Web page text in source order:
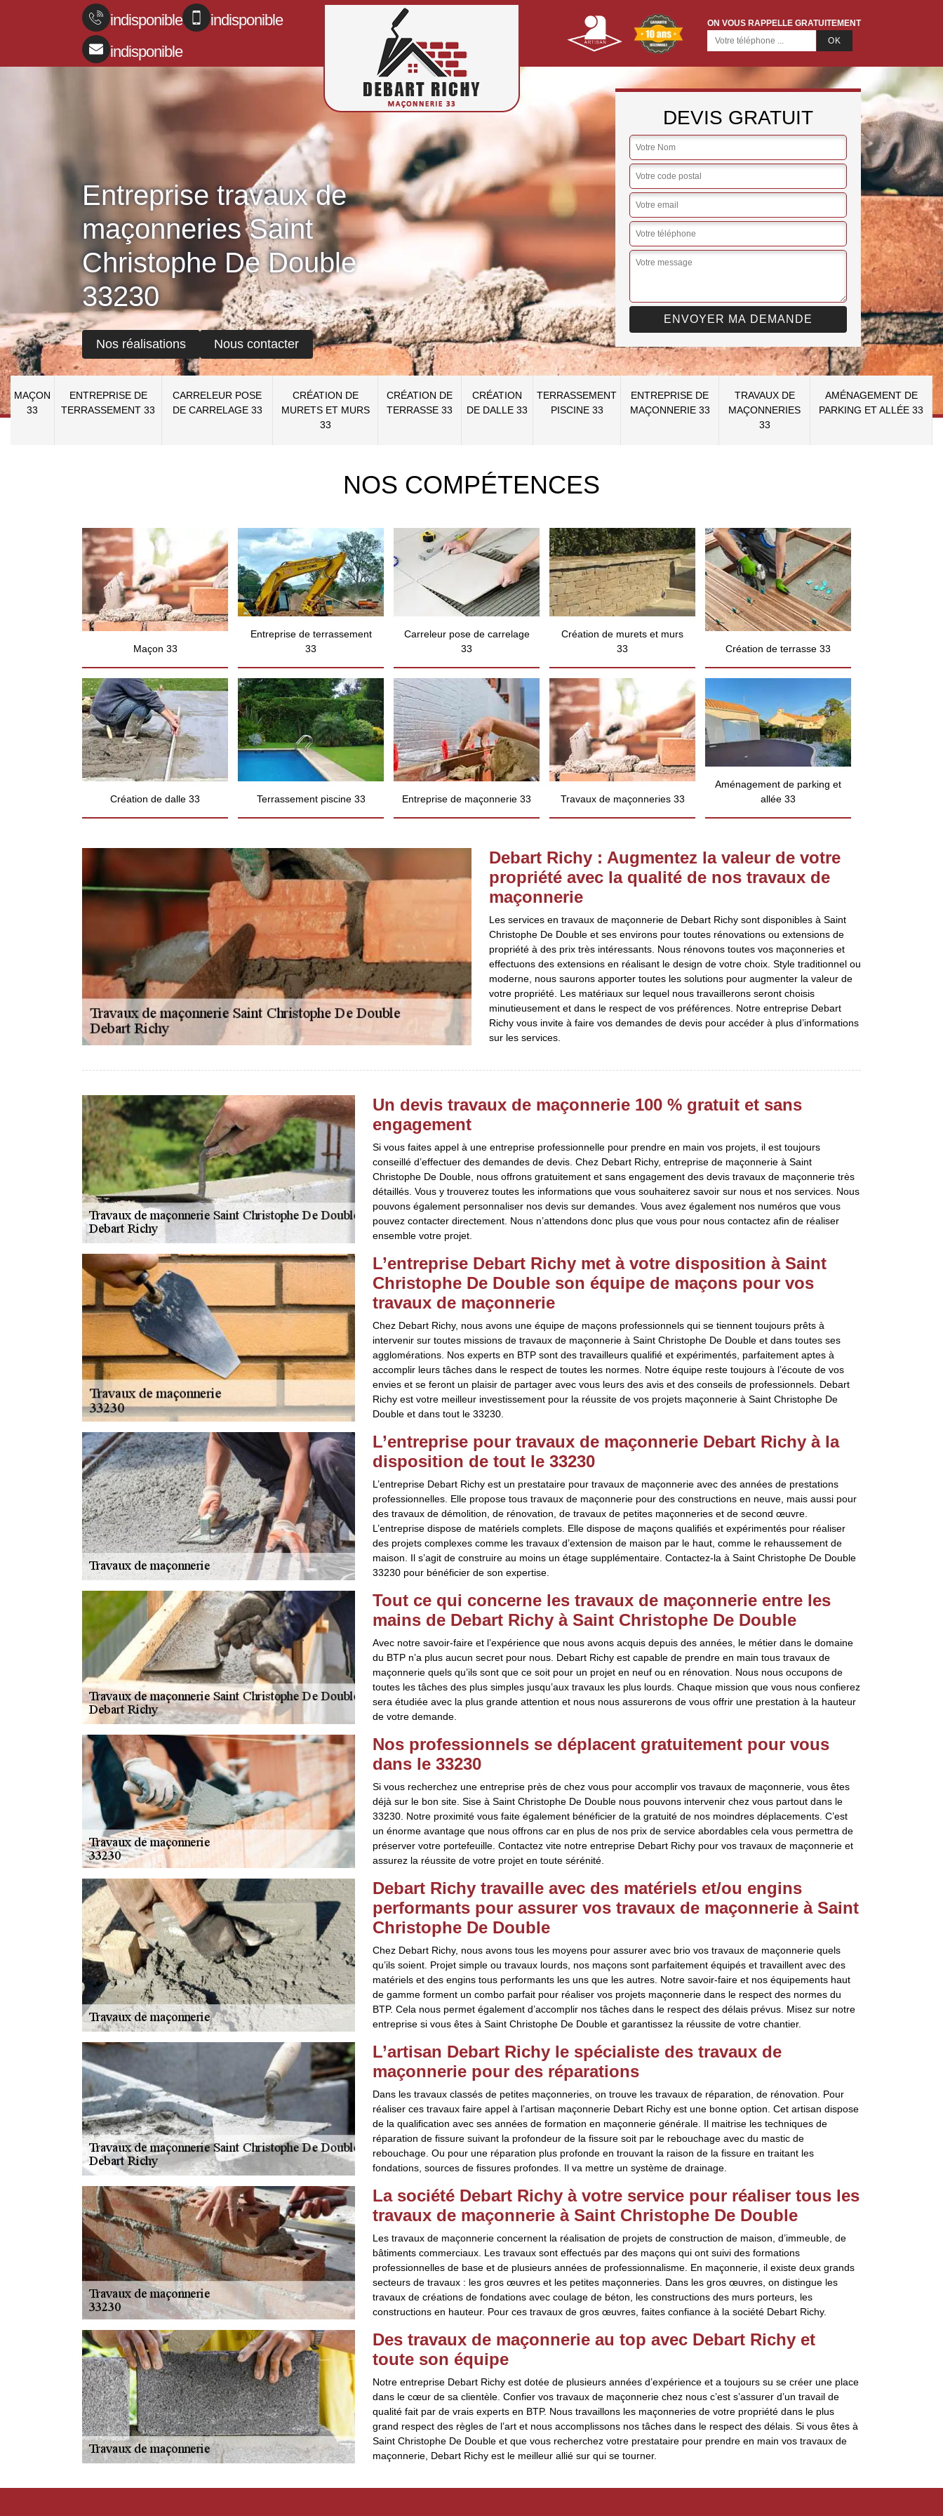
indisponible
indisponible
indisponible
ON VOUS RAPPELLE GRATUITEMENT
Entreprise travaux de
maçonneries Saint
Christophe De Double
33230
Nos réalisations Nous contacter
DEVIS GRATUIT
MAÇON
33
ENTREPRISE DE
TERRASSEMENT 33
CARRELEUR POSE
DE CARRELAGE 33
CRÉATION DE
MURETS ET MURS
33
CRÉATION DE
TERRASSE 33
CRÉATION
DE DALLE 33
TERRASSEMENT
PISCINE 33
ENTREPRISE DE
MAÇONNERIE 33
TRAVAUX DE
MAÇONNERIES
33
AMÉNAGEMENT DE
PARKING ET ALLÉE 33
NOS COMPÉTENCES
Maçon 33
Entreprise de terrassement
33
Carreleur pose de carrelage
33
Création de murets et murs
33
Création de terrasse 33
Création de dalle 33 Terrassement piscine 33 Entreprise de maçonnerie 33 Travaux de maçonneries 33
Aménagement de parking et
allée 33
Debart Richy : Augmentez la valeur de votre
propriété avec la qualité de nos travaux de
maçonnerie
Les services en travaux de maçonnerie de Debart Richy sont disponibles à Saint
Christophe De Double et ses environs pour toutes rénovations ou extensions de
propriété à des prix très intéressants. Nous rénovons toutes vos maçonneries et
effectuons des extensions en réalisant le design de votre choix. Style traditionnel ou
moderne, nous saurons apporter toutes les solutions pour augmenter la valeur de
votre propriété. Les matériaux sur lequel nous travaillerons seront choisis
minutieusement et dans le respect de vos préférences. Notre entreprise Debart
Richy vous invite à faire vos demandes de devis pour accéder à plus d’informations
sur les services.
Un devis travaux de maçonnerie 100 % gratuit et sans
engagement
Si vous faites appel à une entreprise professionnelle pour prendre en main vos projets, il est toujours
conseillé d’effectuer des demandes de devis. Chez Debart Richy, entreprise de maçonnerie à Saint
Christophe De Double, nous offrons gratuitement et sans engagement des devis travaux de maçonnerie très
détaillés. Vous y trouverez toutes les informations que vous souhaiterez savoir sur nous et nos services. Nous
pouvons également personnaliser nos devis sur demandes. Vous avez également nos numéros que vous
pouvez contacter directement. Nous n’attendons donc plus que vous pour nous contactez afin de réaliser
ensemble votre projet.
L’entreprise Debart Richy met à votre disposition à Saint
Christophe De Double son équipe de maçons pour vos
travaux de maçonnerie
Chez Debart Richy, nous avons une équipe de maçons professionnels qui se tiennent toujours prêts à
intervenir sur toutes missions de travaux de maçonnerie à Saint Christophe De Double et dans toutes ses
agglomérations. Nos experts en BTP sont des travailleurs qualifié et expérimentés, parfaitement aptes à
accomplir leurs tâches dans le respect de toutes les normes. Notre équipe reste toujours à l’écoute de vos
envies et se feront un plaisir de partager avec vous leurs des avis et des conseils de professionnels. Debart
Richy est votre meilleur investissement pour la réussite de vos projets maçonnerie à Saint Christophe De
Double et dans tout le 33230.
L’entreprise pour travaux de maçonnerie Debart Richy à la
disposition de tout le 33230
L’entreprise Debart Richy est un prestataire pour travaux de maçonnerie avec des années de prestations
professionnelles. Elle propose tous travaux de maçonnerie pour des constructions en neuve, mais aussi pour
des travaux de démolition, de rénovation, de travaux de petites maçonneries et de second œuvre.
L’entreprise dispose de matériels complets. Elle dispose de maçons qualifiés et expérimentés pour réaliser
des projets complexes comme les travaux d’extension de maison par le haut, comme le rehaussement de
maison. Il s’agit de construire au moins un étage supplémentaire. Contactez-la à Saint Christophe De Double
33230 pour bénéficier de son expertise.
Tout ce qui concerne les travaux de maçonnerie entre les
mains de Debart Richy à Saint Christophe De Double
Avec notre savoir-faire et l’expérience que nous avons acquis depuis des années, le métier dans le domaine
du BTP n’a plus aucun secret pour nous. Debart Richy est capable de prendre en main tous travaux de
maçonnerie quels qu’ils sont que ce soit pour un projet en neuf ou en rénovation. Nous nous occupons de
toutes les tâches des plus simples jusqu’aux travaux les plus lourds. Chaque mission que vous nous confierez
sera étudiée avec la plus grande attention et nous nous assurerons de vous offrir une prestation à la hauteur
de votre demande.
Nos professionnels se déplacent gratuitement pour vous
dans le 33230
Si vous recherchez une entreprise près de chez vous pour accomplir vos travaux de maçonnerie, vous êtes
déjà sur le bon site. Sise à Saint Christophe De Double nous pouvons intervenir chez vous partout dans le
33230. Notre proximité vous faite également bénéficier de la gratuité de nos moindres déplacements. C’est
un énorme avantage que nous offrons car en plus de nos prix de service abordables cela vous permettra de
préserver votre portefeuille. Contactez vite notre entreprise Debart Richy pour vos travaux de maçonnerie et
assurez la réussite de votre projet en toute sérénité.
Debart Richy travaille avec des matériels et/ou engins
performants pour assurer vos travaux de maçonnerie à Saint
Christophe De Double
Chez Debart Richy, nous avons tous les moyens pour assurer avec brio vos travaux de maçonnerie quels
qu’ils soient. Projet simple ou travaux lourds, nos maçons sont parfaitement équipés et travaillent avec des
matériels et des engins tous performants les uns que les autres. Notre savoir-faire et nos équipements haut
de gamme forment un combo parfait pour réaliser vos projets maçonnerie dans le respect des normes du
BTP. Cela nous permet également d’accomplir nos tâches dans le respect des délais prévus. Misez sur notre
entreprise si vous êtes à Saint Christophe De Double et garantissez la réussite de votre chantier.
L’artisan Debart Richy le spécialiste des travaux de
maçonnerie pour des réparations
Dans les travaux classés de petites maçonneries, on trouve les travaux de réparation, de rénovation. Pour
réaliser ces travaux faire appel à l’artisan maçonnerie Debart Richy est une bonne option. Cet artisan dispose
de la qualification avec ses années de formation en maçonnerie générale. Il maitrise les techniques de
réparation de fissure suivant la profondeur de la fissure soit par le rebouchage avec du mastic de
rebouchage. Ou pour une réparation plus profonde en trouvant la raison de la fissure en traitant les
fondations, sources de fissures profondes. Il va mettre un système de drainage.
La société Debart Richy à votre service pour réaliser tous les
travaux de maçonnerie à Saint Christophe De Double
Les travaux de maçonnerie concernent la réalisation de projets de construction de maison, d’immeuble, de
bâtiments commerciaux. Les travaux sont effectués par des maçons qui ont suivi des formations
professionnelles de base et de plusieurs années de professionnalisme. En maçonnerie, il existe deux grands
secteurs de travaux : les gros œuvres et les petites maçonneries. Dans les gros œuvres, on distingue les
travaux de créations de fondations avec coulage de béton, les constructions des murs porteurs, les
constructions en hauteur. Pour ces travaux de gros œuvres, faites confiance à la société Debart Richy.
Des travaux de maçonnerie au top avec Debart Richy et
toute son équipe
Notre entreprise Debart Richy est dotée de plusieurs années d’expérience et a toujours su se créer une place
dans le cœur de sa clientèle. Confier vos travaux de maçonnerie chez nous c’est s’assurer d’un travail de
qualité fait par de vrais experts en BTP. Nous travaillons les maçonneries de votre propriété dans le plus
grand respect des règles de l’art et nous accomplissons nos tâches dans le respect des délais. Si vous êtes à
Saint Christophe De Double et que vous recherchez votre prestataire pour prendre en main vos travaux de
maçonnerie, Debart Richy est le meilleur allié sur qui se tourner.